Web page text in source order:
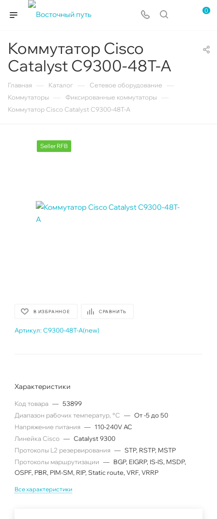
0
Коммутатор Cisco
Catalyst C9300-48T-A
Главная Каталог Сетевое оборудование
Коммутаторы Фиксированные коммутаторы
Коммутатор Cisco Catalyst C9300-48T-A
Seller RFB
В ИЗБРАННОЕ СРАВНИТЬ
Артикул: C9300-48T-A(new)
Характеристики
Код товара — 53899
Диапазон рабочих температур, °C — От -5 до 50
Напряжение питания — 110-240V AC
Линейка Cisco — Catalyst 9300
Протоколы L2 резервирования — STP, RSTP, MSTP
Протоколы маршрутизации — BGP, EIGRP, IS-IS, MSDP,
OSPF, PBR, PIM-SM, RIP, Static route, VRF, VRRP
Все характеристики